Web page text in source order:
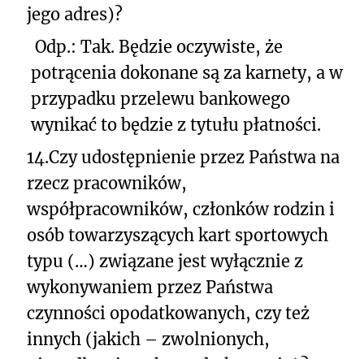
jego adres)?
Odp.: Tak. Będzie oczywiste, że
potrącenia dokonane są za karnety, a w
przypadku przelewu bankowego
wynikać to będzie z tytułu płatności.
14.Czy udostępnienie przez Państwa na
rzecz pracowników,
współpracowników, członków rodzin i
osób towarzyszących kart sportowych
typu (…) związane jest wyłącznie z
wykonywaniem przez Państwa
czynności opodatkowanych, czy też
innych (jakich – zwolnionych,